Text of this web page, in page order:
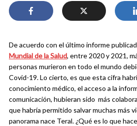
De acuerdo con el último informe
Mundial de la Salud, entre 2020 y 2021,
personas murieron en todo el mundo
Covid-19. Lo cierto, es que esta cifra
conocimiento médico, el acceso a la
comunicación, hubieran sido más
que habría permitido salvar muchas más
panorama nace Teral. ¿Qué es lo que